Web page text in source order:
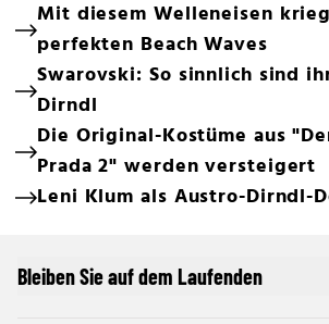
Mit diesem Welleneisen
perfekten Beach Waves
Swarovski: So sinnlich sind
Dirndl
Die Original-Kostüme aus
Prada 2" werden versteigert
Leni Klum als Austro-Dirndl-
Bleiben Sie auf dem Laufenden